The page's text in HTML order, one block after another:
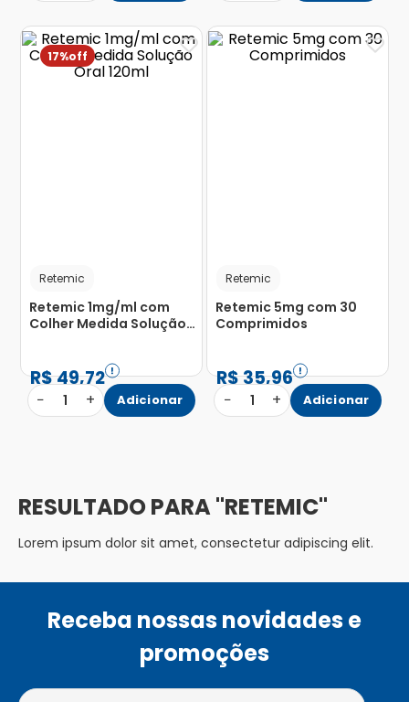
17%
Retemic
Retemic 1mg/ml com
Colher Medida Solução
R$49,72
− 1 + Adicionar
Retemic
Retemic 5mg com 30
Comprimidos
R$35,96
− 1 + Adicionar
RETEMIC
Lorem ipsum dolor sit amet, consectetur adipiscing elit.
Receba nossas novidades e
promoções